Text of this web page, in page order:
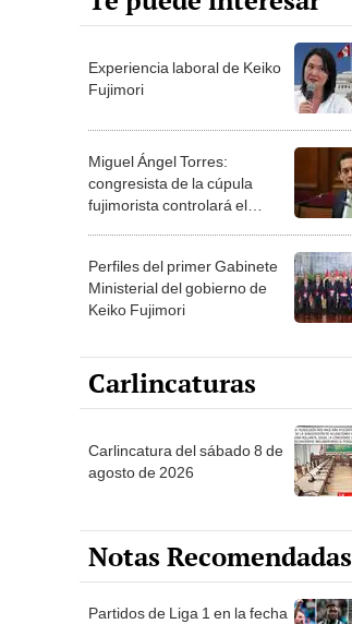
Experiencia laboral de Keiko
Fujimori
Miguel Ángel Torres:
congresista de la cúpula
fujimorista controlará el
Perfiles del primer Gabinete
Ministerial del gobierno de
Keiko Fujimori
Carlincaturas
Carlincatura del sábado 8 de
agosto de 2026
Notas Recomendadas
Partidos de Liga 1 en la fecha